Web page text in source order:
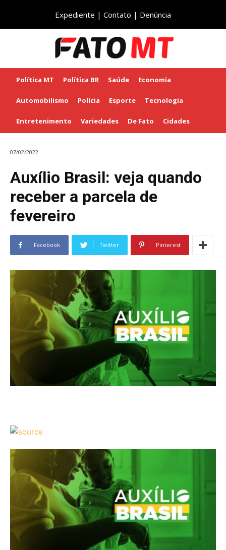
Expediente | Contato | Denúncia
Política MT Política BR Saúde Economia
Automobilismo Polícia Esporte Tecnologia
Entretenimento Variedades De Fato Cidades
07/02/2022
Auxílio Brasil: veja quando
receber a parcela de
fevereiro
Facebook Twitter Pinterest